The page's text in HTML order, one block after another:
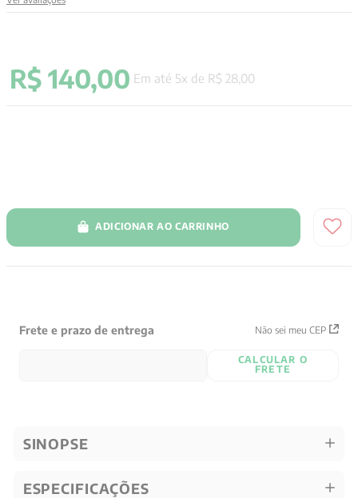
R$ 140,00 Em até 5x de R$ 28 00
ADICIONAR AO CARRINHO
Frete e prazo de entrega Não sei meu CEP
CALCULAR O
FRETE
SINOPSE
ESPECIFICAÇÕES